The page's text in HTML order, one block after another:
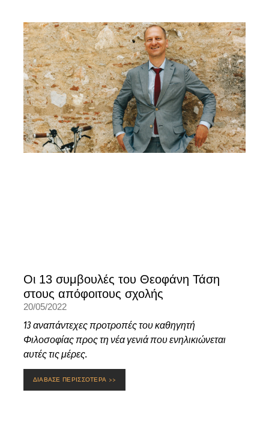
Οι 13 συμβουλές του Θεοφάνη Τάση
στους απόφοιτους σχολής
20/05/2022
13 αναπάντεχες προτροπές του καθηγητή
Φιλοσοφίας προς τη νέα γενιά που ενηλικιώνεται
αυτές τις μέρες.
ΔΙΑΒΑΣΕ ΠΕΡΙΣΣΟΤΕΡΑ >>